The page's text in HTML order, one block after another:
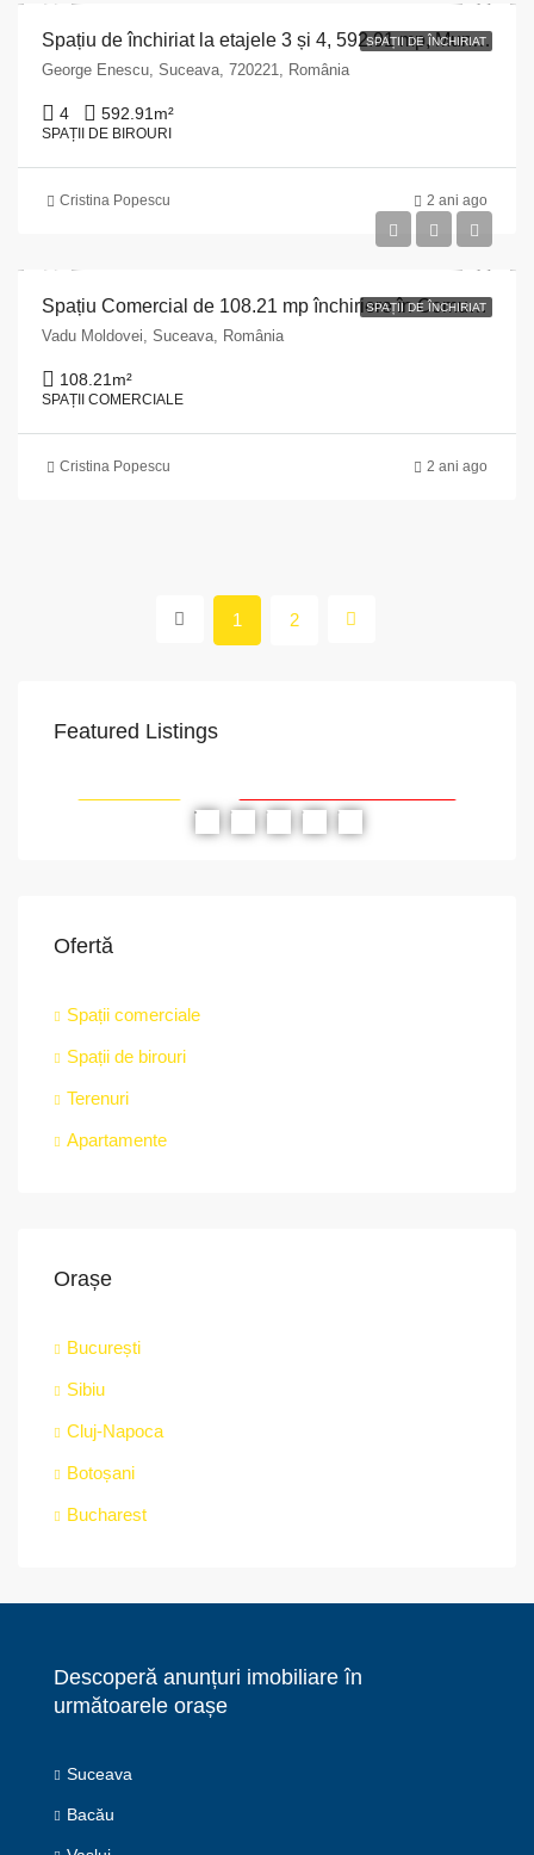
SPAȚII DE ÎNCHIRIAT
Spațiu de închiriat la etajele 3 și 4, 592.91 mp, Municipiul Suceava
George Enescu, Suceava, 720221, România
4 592.91 m²
SPAȚII DE BIROURI
Cristina Popescu 2 ani ago
SPAȚII DE ÎNCHIRIAT
Spațiu Comercial de 108.21 mp închiriere în Comuna Vadu Moldovei, Județul Suceava
Vadu Moldovei, Suceava, România
108.21 m²
SPAȚII COMERCIALE
Cristina Popescu 2 ani ago
1 2
Featured Listings
PROPRIETATEA A FOST ÎNCHIRIATĂ
Ofertă
Spații comerciale
Spații de birouri
Terenuri
Apartamente
Orașe
București
Sibiu
Cluj-Napoca
Botoșani
Bucharest
Descoperă anunțuri imobiliare în
următoarele orașe
Suceava
Bacău